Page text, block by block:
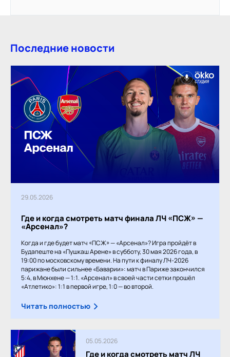
Последние новости
29.05.2026
Где и когда смотреть матч финала ЛЧ «ПСЖ» —
«Арсенал»?
Когда и где будет матч «ПСЖ» — «Арсенал»? Игра пройдёт в
Будапеште на «Пушкаш Арене» в субботу, 30 мая 2026 года, в
19:00 по московскому времени. На пути к финалу ЛЧ-2026
парижане были сильнее «Баварии»: матч в Париже закончился
5:4, в Мюнхене — 1:1. «Арсенал» в своей части сетки прошёл
«Атлетико»: 1:1 в первой игре, 1:0 — во второй.
Читать полностью
05.05.2026
Где и когда смотреть матч ЛЧ